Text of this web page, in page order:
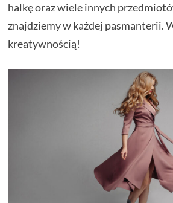
halkę oraz wiele innych
znajdziemy w każdej pasmanterii.
kreatywnością!